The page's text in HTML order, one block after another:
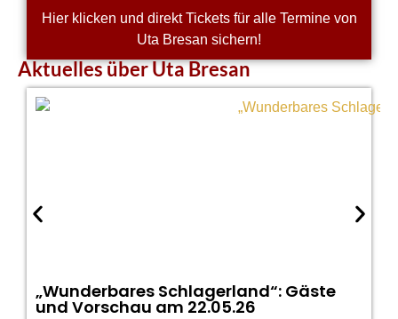
Hier klicken und direkt Tickets für alle Termine von
Uta Bresan sichern!
Aktuelles über Uta Bresan
„Wunderbares Schlagerland“: Gäste
und Vorschau am 22.05.26